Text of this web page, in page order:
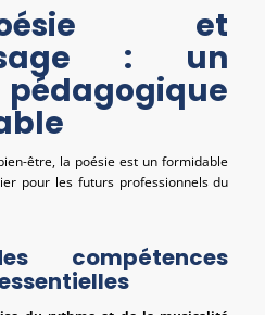
et
: un
être, la poésie est un formidable
pour les futurs professionnels du
compétences